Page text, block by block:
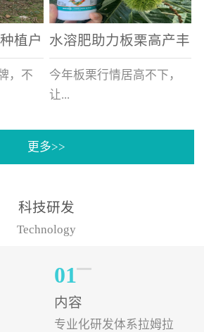
起来
肥可
显，使用的种植户更是越
来越多。今天，借此机
会，一起来...
植户
，不
更要
溶肥
水溶肥助力板栗高产丰
产
今年板栗行情居高不下，
让...
许多板栗种植户都获得了
有位王大姐今年使用一款
非常火爆...
更多>>
科技研发
Technology
01
内容
专业化研发体系拉姆拉